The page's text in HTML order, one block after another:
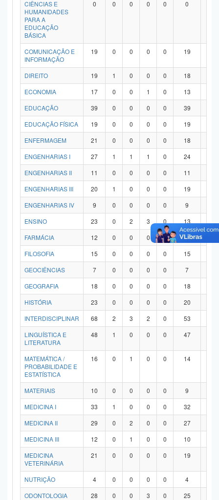
CIÊNCIAS E
HUMANIDADES
PARA A
EDUCAÇÃO
BÁSICA
0 0 0 0 0 0
COMUNICAÇÃO E
INFORMAÇÃO
19 0 0 0 0 19
DIREITO 19 1 0 0 0 18
ECONOMIA
17 0 0 1 0 13
EDUCAÇÃO
39 0 0 0 0 39
EDUCAÇÃO FÍSICA
19 0 0 0 0 19
ENFERMAGEM
21 0 0 0 0 18
ENGENHARIAS I
27 1 1 1 0 24
ENGENHARIAS II
11 0 0 0 0 11
ENGENHARIAS III
20 1 0 0 0 19
ENGENHARIAS IV
9 0 0 0 0 9
ENSINO
23 0 2 3 0 13
FARMÁCIA
12 0 0 0 0 12
FILOSOFIA
15 0 0 0 0 15
GEOCIÊNCIAS
7 0 0 0 0 7
GEOGRAFIA
18 0 0 0 0 18
HISTÓRIA
23 0 0 0 0 20
INTERDISCIPLINAR
68 2 3 2 0 53
LINGUÍSTICA E
LITERATURA
48 1 0 0 0 47
MATEMÁTICA /
PROBABILIDADE E
ESTATÍSTICA
16 0 1 0 0 14
MATERIAIS 10 0 0 0 0 9
MEDICINA I
33 1 0 0 0 32
MEDICINA II
29 0 2 0 0 27
MEDICINA III
12 0 1 0 0 10
MEDICINA
VETERINÁRIA
21 0 0 0 0 19
NUTRIÇÃO 4 0 0 0 0 4
ODONTOLOGIA
28 0 0 3 0 25